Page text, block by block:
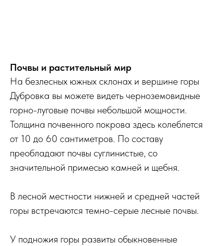
Почвы и растительный мир
На безлесных южных склонах и вершине горы
Дубровка вы можете видеть черноземовидные
горно-луговые почвы небольшой мощности.
Толщина почвенного покрова здесь колеблется
от 10 до 60 сантиметров. По составу
преобладают почвы суглинистые, со
значительной примесью камней и щебня.
В лесной местности нижней и средней частей
горы встречаются темно-серые лесные почвы.
У подножия горы развиты обыкновенные